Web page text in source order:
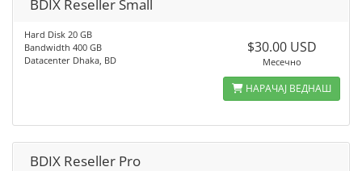
BDIX Reseller Small
Hard Disk 20 GB
Bandwidth 400 GB
Datacenter Dhaka, BD
$30.00 USD
Месечно
НАРАЧАЈ ВЕДНАШ
BDIX Reseller Pro